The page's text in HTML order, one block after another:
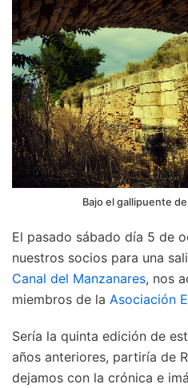
Bajo el gallipuente
El pasado sábado día 5 de
nuestros socios para una
Canal del Manzanares, nos
miembros de la Asociación
Sería la quinta edición de
años anteriores, partiría de
dejamos con la crónica e